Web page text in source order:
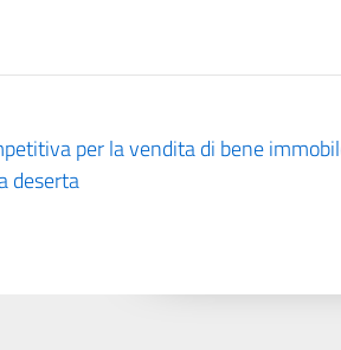
per la vendita di bene
deserta